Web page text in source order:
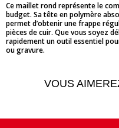
Ce maillet rond représente le
budget. Sa tête en polymère
permet d’obtenir une frappe
pièces de cuir. Que vous soyez
rapidement un outil essentiel
ou gravure.
VOUS